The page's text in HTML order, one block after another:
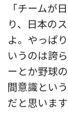
「チームが
り、日本の
よ。やっぱ
いうのは誇
ーとか野球
間意識とい
だと思います